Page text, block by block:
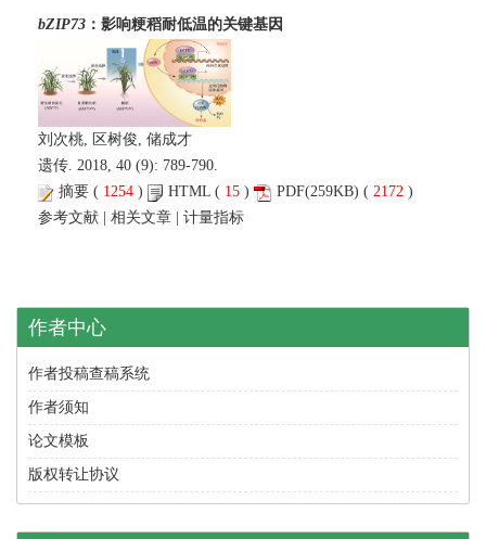
bZIP73 ：影响粳稻耐低温的关键基因
刘次桃, 区树俊, 储成才
遗传. 2018, 40 (9): 789-790.
摘要 ( 1254 ) HTML ( 15 ) PDF(259KB) ( 2172 )
参考文献 | 相关文章 | 计量指标
作者中心
作者投稿查稿系统
作者须知
论文模板
版权转让协议